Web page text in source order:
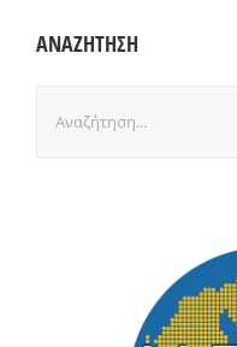
ΑΝΑΖΗΤΗΣΗ
για: